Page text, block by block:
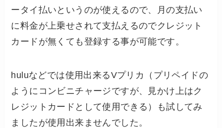
ータイ払いというのが使えるので、月の支払い
に料金が上乗せされて支払えるのでクレジット
カードが無くても登録する事が可能です。
huluなどでは使用出来るVプリカ（プリペイドの
ようにコンビニチャージですが、見かけ上はク
レジットカードとして使用できる）も試してみ
ましたが使用出来ませんでした。